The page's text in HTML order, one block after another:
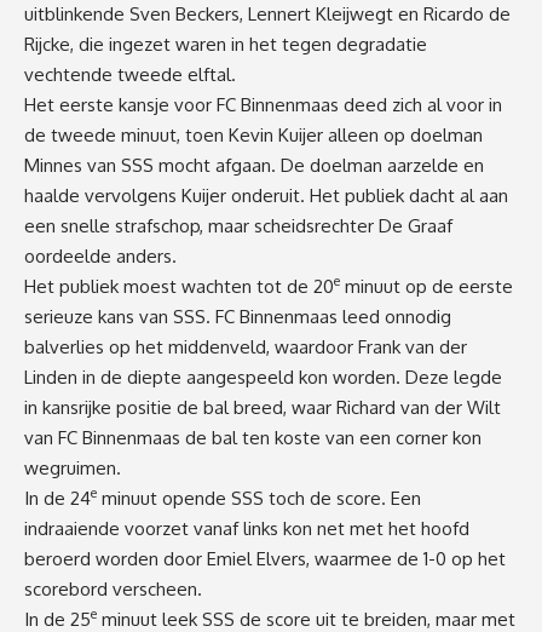
uitblinkende Sven Beckers, Lennert Kleijwegt en Ricardo de
Rijcke, die ingezet waren in het tegen degradatie
vechtende tweede elftal.
Het eerste kansje voor FC Binnenmaas deed zich al voor in
de tweede minuut, toen Kevin Kuijer alleen op doelman
Minnes van SSS mocht afgaan. De doelman aarzelde en
haalde vervolgens Kuijer onderuit. Het publiek dacht al aan
een snelle strafschop, maar scheidsrechter De Graaf
oordeelde anders.
Het publiek moest wachten tot de 20e minuut op de eerste
serieuze kans van SSS. FC Binnenmaas leed onnodig
balverlies op het middenveld, waardoor Frank van der
Linden in de diepte aangespeeld kon worden. Deze legde
in kansrijke positie de bal breed, waar Richard van der Wilt
van FC Binnenmaas de bal ten koste van een corner kon
wegruimen.
In de 24e minuut opende SSS toch de score. Een
indraaiende voorzet vanaf links kon net met het hoofd
beroerd worden door Emiel Elvers, waarmee de 1-0 op het
scorebord verscheen.
In de 25e minuut leek SSS de score uit te breiden, maar met